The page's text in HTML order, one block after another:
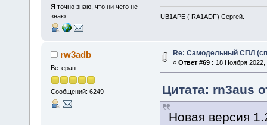
Я точно знаю, что ни чего не
знаю
UB1APE ( RA1ADF) Сергей.
rw3adb
Ветеран
Сообщений: 6249
Re: Самодельный СПЛ
« Ответ #69 : 18 Ноября 2022,
Цитата: rn3aus
Новая версия